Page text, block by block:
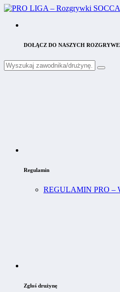
DOŁĄCZ DO NASZYCH
Regulamin
REGULAMIN PRO –
Zgłoś drużynę